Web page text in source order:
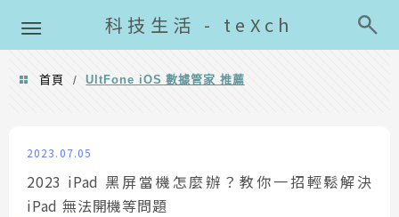
科技生活 - teXch
首頁 / UltFone iOS 數據管家 推薦
2023.07.05
2023 iPad 黑屏當機怎麼辦？教你一招輕鬆解決
iPad 無法開機等問題